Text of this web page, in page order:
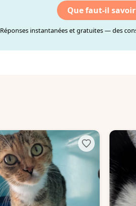
Que faut-il
Réponses instantanées et gratuites — des